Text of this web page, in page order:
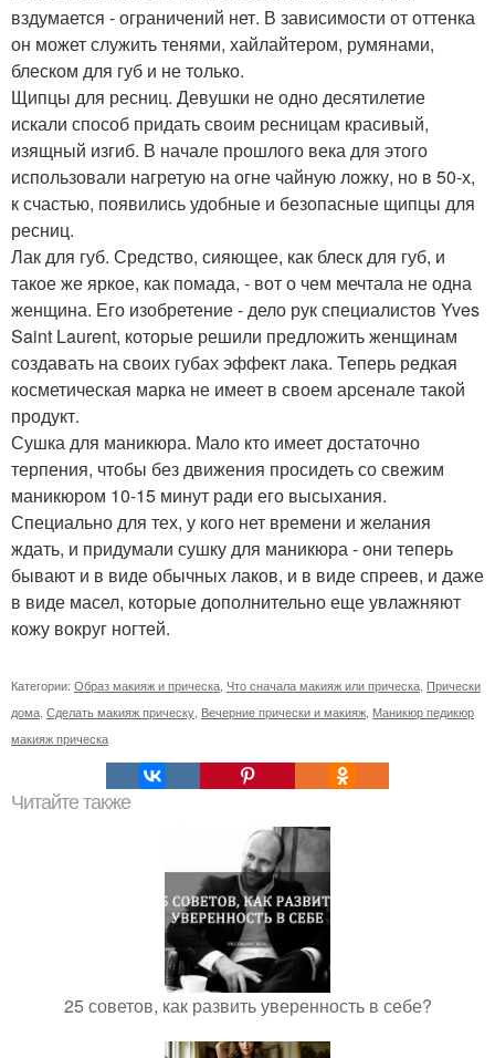
вздумается - ограничений нет. В зависимости от оттенка
он может служить тенями, хайлайтером, румянами,
блеском для губ и не только.
Щипцы для ресниц. Девушки не одно десятилетие
искали способ придать своим ресницам красивый,
изящный изгиб. В начале прошлого века для этого
использовали нагретую на огне чайную ложку, но в 50-х,
к счастью, появились удобные и безопасные щипцы для
ресниц.
Лак для губ. Средство, сияющее, как блеск для губ, и
такое же яркое, как помада, - вот о чем мечтала не одна
женщина. Его изобретение - дело рук специалистов Yves
Saint Laurent, которые решили предложить женщинам
создавать на своих губах эффект лака. Теперь редкая
косметическая марка не имеет в своем арсенале такой
продукт.
Сушка для маникюра. Мало кто имеет достаточно
терпения, чтобы без движения просидеть со свежим
маникюром 10-15 минут ради его высыхания.
Специально для тех, у кого нет времени и желания
ждать, и придумали сушку для маникюра - они теперь
бывают и в виде обычных лаков, и в виде спреев, и даже
в виде масел, которые дополнительно еще увлажняют
кожу вокруг ногтей.
Категории: Образ макияж и прическа Что сначала макияж или прическа Прически
дома Сделать макияж прическу Вечерние прически и макияж Маникюр педикюр
макияж прическа
Читайте также
25 советов, как развить уверенность в себе?